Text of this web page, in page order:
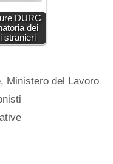
DURC
dei
stranieri
, Ministero del Lavoro